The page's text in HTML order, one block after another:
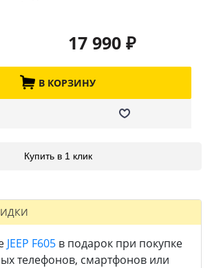
17 990 ₽
В КОРЗИНУ
Купить в 1 клик
JEEP F605 в подарок при покупке
телефонов, смартфонов или